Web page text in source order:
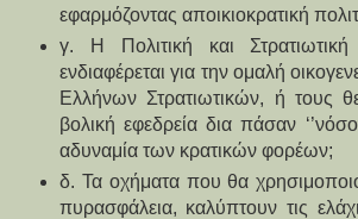
εφαρμόζοντας αποικιοκρατική
γ. Η Πολιτική και
ενδιαφέρεται για την ομαλή
Ελλήνων Στρατιωτικών, ή τους
βολική εφεδρεία δια πάσαν
αδυναμία των κρατικών φορέων;
δ. Τα οχήματα που θα
πυρασφάλεια, καλύπτουν τις